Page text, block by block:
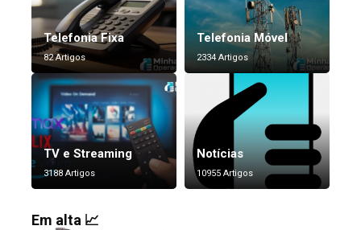
Telefonia Fixa
82 Artigos
Telefonia Móvel
2334 Artigos
TV e Streaming
3188 Artigos
Notícias
10955 Artigos
Em alta 📈